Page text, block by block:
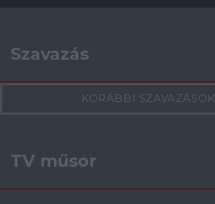
Szavazás
KORÁBBI SZAVAZÁSOK
TV műsor